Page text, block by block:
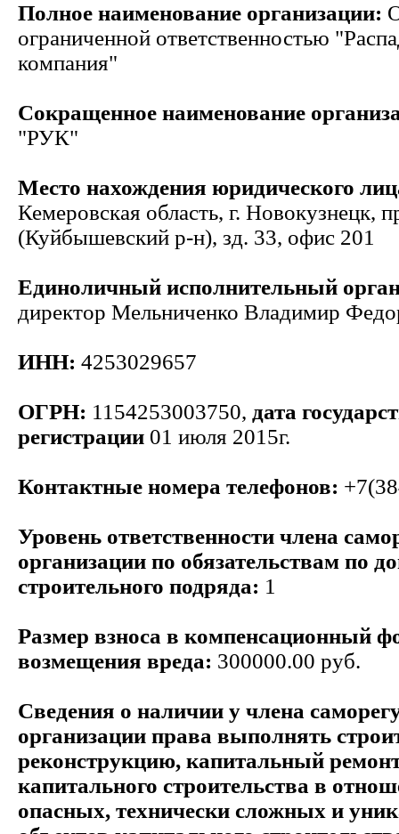
Полное наименование организации:
ограниченной ответственностью
компания"
Сокращенное наименование
"РУК"
Место нахождения юридического
Кемеровская область, г. Новокузнецк,
(Куйбышевский р-н), зд. 33, офис 201
Единоличный исполнительный
директор Мельниченко Владимир
ИНН: 4253029657
ОГРН: 1154253003750, дата
регистрации 01 июля 2015г.
Контактные номера телефонов:
Уровень ответственности члена
организации по обязательствам по
строительного подряда: 1
Размер взноса в компенсационный
возмещения вреда: 300000.00 руб.
Сведения о наличии у члена
организации права выполнять
реконструкцию, капитальный
капитального строительства в
опасных, технически сложных и